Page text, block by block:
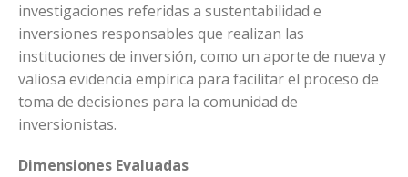
investigaciones referidas a sustentabilidad e
inversiones responsables que realizan las
instituciones de inversión, como un aporte de nueva y
valiosa evidencia empírica para facilitar el proceso de
toma de decisiones para la comunidad de
inversionistas.
Dimensiones Evaluadas